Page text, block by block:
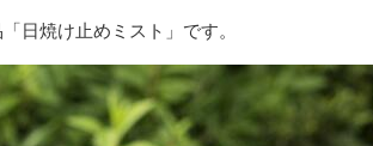
日焼け止めミスト」です。